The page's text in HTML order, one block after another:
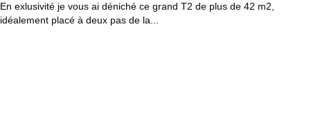
En exlusivité je vous ai déniché ce grand T2 de plus de 42 m2,
idéalement placé à deux pas de la...